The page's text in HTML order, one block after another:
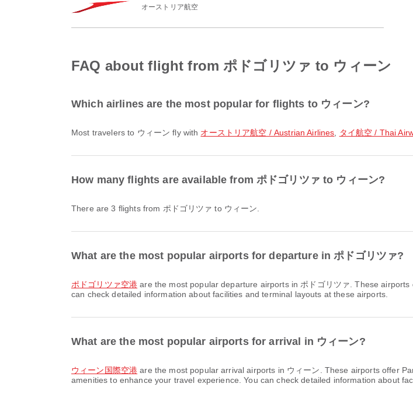
オーストリア航空
FAQ about flight from ポドゴリツァ to ウィーン
Which airlines are the most popular for flights to ウィーン?
Most travelers to ウィーン fly with オーストリア航空 / Austrian Airlines タイ航空 / Thai
How many flights are available from ポドゴリツァ to ウィーン?
There are 3 flights from ポドゴリツァ to ウィーン.
What are the most popular airports for departure in ポドゴリツァ?
ポドゴリツァ空港 are the most popular departure airports in ポドゴリツァ. These
can check detailed information about facilities and terminal layouts at these airports.
What are the most popular airports for arrival in ウィーン?
ウィーン国際空港 are the most popular arrival airports in ウィーン. These airports offer
amenities to enhance your travel experience. You can check detailed information about